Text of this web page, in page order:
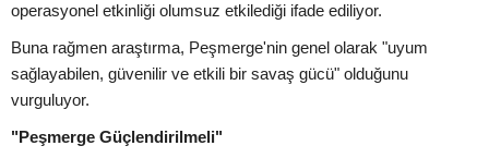
operasyonel etkinliği olumsuz etkilediği ifade ediliyor.
Buna rağmen araştırma, Peşmerge'nin genel olarak "uyum
sağlayabilen, güvenilir ve etkili bir savaş gücü" olduğunu
vurguluyor.
"Peşmerge Güçlendirilmeli"